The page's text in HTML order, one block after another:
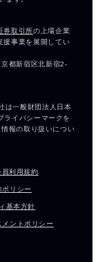
利用規約
ポリシー
基本方針
ントポリシー